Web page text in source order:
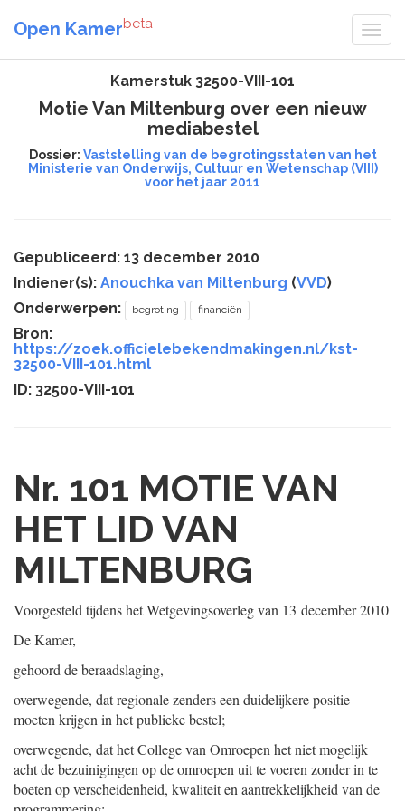
Open Kamerbeta
Kamerstuk 32500-VIII-101
Motie Van Miltenburg over een nieuw
mediabestel
Dossier: Vaststelling van de begrotingsstaten van het
Ministerie van Onderwijs, Cultuur en Wetenschap (VIII)
voor het jaar 2011
Gepubliceerd: 13 december 2010
Indiener(s): Anouchka van Miltenburg (VVD)
Onderwerpen:
begroting financiën
Bron:
https://zoek.officielebekendmakingen.nl/kst-
32500-VIII-101.html
ID: 32500-VIII-101
Nr. 101 MOTIE VAN
HET LID VAN
MILTENBURG
Voorgesteld tijdens het Wetgevingsoverleg van 13 december 2010
De Kamer,
gehoord de beraadslaging,
overwegende, dat regionale zenders een duidelijkere positie
moeten krijgen in het publieke bestel;
overwegende, dat het College van Omroepen het niet mogelijk
acht de bezuinigingen op de omroepen uit te voeren zonder in te
boeten op verscheidenheid, kwaliteit en aantrekkelijkheid van de